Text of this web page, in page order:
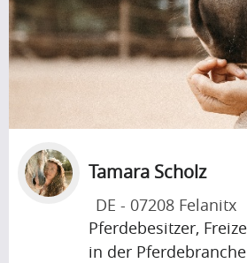
Tamara Scholz
DE - 07208 Felanitx
Pferdebesitzer,
in der Pferdebranche